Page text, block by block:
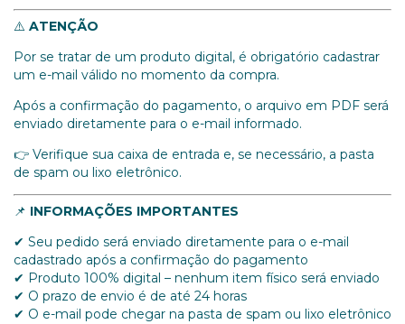
⚠️ ATENÇÃO
Por se tratar de um produto digital, é obrigatório cadastrar
um e-mail válido no momento da compra.
Após a confirmação do pagamento, o arquivo em PDF será
enviado diretamente para o e-mail informado.
👉 Verifique sua caixa de entrada e, se necessário, a pasta
de spam ou lixo eletrônico.
📌 INFORMAÇÕES IMPORTANTES
✔ Seu pedido será enviado diretamente para o e-mail
cadastrado após a confirmação do pagamento
✔ Produto 100% digital – nenhum item físico será enviado
✔ O prazo de envio é de até 24 horas
✔ O e-mail pode chegar na pasta de spam ou lixo eletrônico